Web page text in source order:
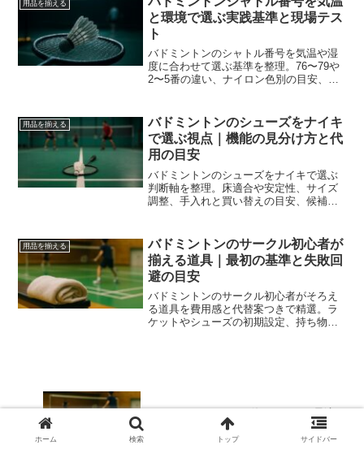
す。
用品を揃える
と環境で選ぶ実践基準と現場テス
ト
バドミントンのシャトル番号を気温や湿
度に合わせて選ぶ基準を整理。76〜79や
2〜5番の違い、ナイロン色別の目安、会
用品を揃える
バドミントンのシューズをナイキ
で選ぶ視点｜機能の見分け方と代
用の目安
バドミントンのシューズをナイキで選ぶ
判断軸を整理。床適合や安定性、サイズ
調整、手入れと買い替えの目安、候補と
用品を揃える
バドミントンのサークル初心者が
揃える道具｜最初の基準と失敗回
避の目安
バドミントンのサークル初心者がそろえ
る道具を費用感と代替案つきで精選。ラ
ケットやシューズの初期設定、持ち物の
アストロクス100ZZが使いにくい？最適
化の基準と選び替え
ホーム 検索 トップ サイドバー